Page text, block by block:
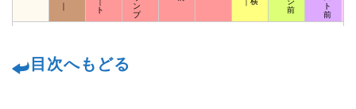
｜
ト
ン
プ
前
ト
前
目次へもどる